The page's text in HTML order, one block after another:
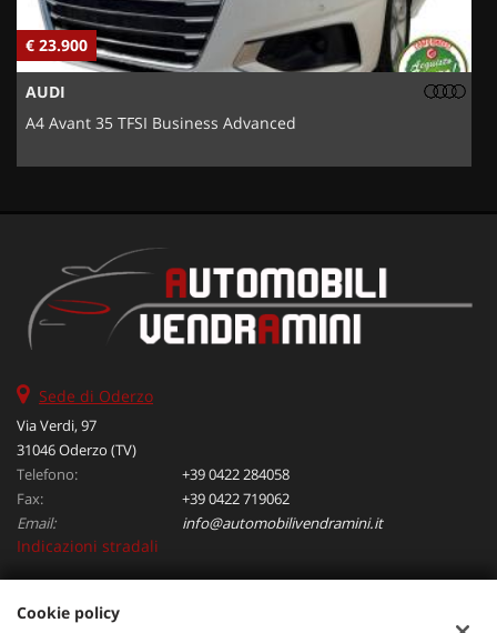
€ 23.900
AUDI
A4 Avant 35 TFSI Business Advanced
Sede di Oderzo
Via Verdi, 97
31046 Oderzo (TV)
Telefono:
+39 0422 284058
Fax:
+39 0422 719062
Email:
info@automobilivendramini.it
Indicazioni stradali
Dati fiscali:
Cookie policy